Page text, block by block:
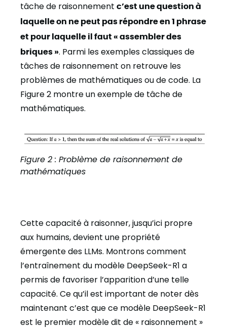
tâche de raisonnement c’est une question à
laquelle on ne peut pas répondre en 1 phrase
et pour laquelle il faut « assembler des
briques ». Parmi les exemples classiques de
tâches de raisonnement on retrouve les
problèmes de mathématiques ou de code. La
Figure 2 montre un exemple de tâche de
mathématiques.
Figure 2 : Problème de raisonnement de
mathématiques
Cette capacité à raisonner, jusqu’ici propre
aux humains, devient une propriété
émergente des LLMs. Montrons comment
l’entraînement du modèle DeepSeek-R1 a
permis de favoriser l’apparition d’une telle
capacité. Ce qu’il est important de noter dès
maintenant c’est que ce modèle DeepSeek-R1
est le premier modèle dit de « raisonnement »